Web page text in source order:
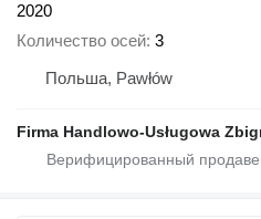
2020
Количество осей 3
Польша, Pawłów
Firma Handlowo-Usługowa